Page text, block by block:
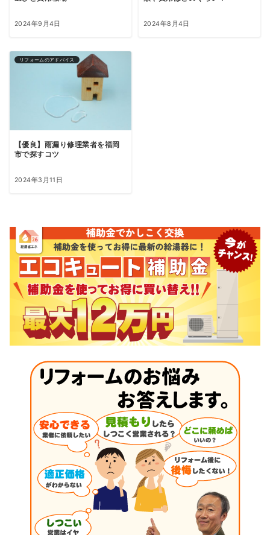
2024年9月4日 2024年8月4日
リフォームのアドバイス
【優良】雨漏り修理業者を福岡
市で探すコツ
2024年3月11日